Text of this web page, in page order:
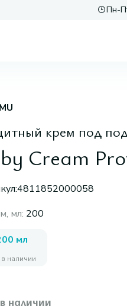
Пн-
крем под
Cream
4811852000058
мл: 200
мл
наличии
наличии